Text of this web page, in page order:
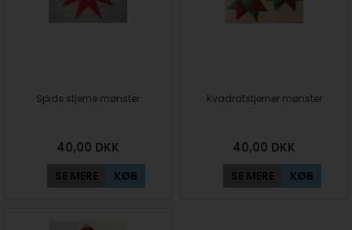
Spids stjerne mønster
40,00 DKK
SE MERE KØB
Kvadratstjerner mønster
40,00 DKK
SE MERE KØB